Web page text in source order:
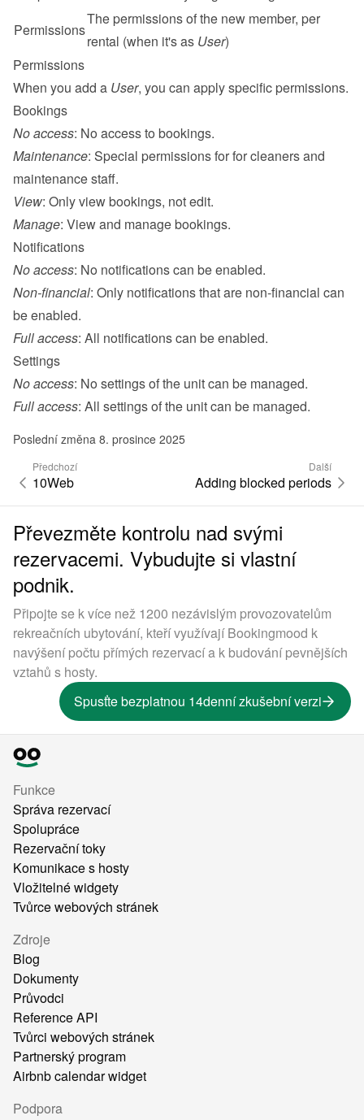
Permissions
The permissions of the new member, per
rental (when it's as User)
Permissions
When you add a User, you can apply specific permissions.
Bookings
No access: No access to bookings.
Maintenance: Special permissions for for cleaners and
maintenance staff.
View: Only view bookings, not edit.
Manage: View and manage bookings.
Notifications
No access: No notifications can be enabled.
Non-financial: Only notifications that are non-financial can
be enabled.
Full access: All notifications can be enabled.
Settings
No access: No settings of the unit can be managed.
Full access: All settings of the unit can be managed.
Poslední změna 8. prosince 2025
Předchozí
10Web
Další
Adding blocked periods
Převezměte kontrolu nad svými
rezervacemi. Vybudujte si vlastní
podnik.
Připojte se k více než 1200 nezávislým provozovatelům
rekreačních ubytování, kteří využívají Bookingmood k
navýšení počtu přímých rezervací a k budování pevnějších
vztahů s hosty.
Spusťte bezplatnou 14denní zkušební verzi
Funkce
Správa rezervací
Spolupráce
Rezervační toky
Komunikace s hosty
Vložitelné widgety
Tvůrce webových stránek
Zdroje
Blog
Dokumenty
Průvodci
Reference API
Tvůrci webových stránek
Partnerský program
Airbnb calendar widget
Podpora